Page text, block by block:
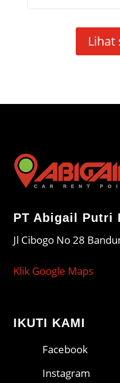
Lihat
PT Abigail Putri
Jl Cibogo No 28
Klik Google Maps
IKUTI KAMI
Facebook
Instagram